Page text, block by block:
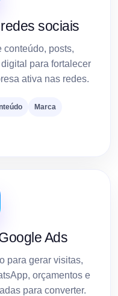
sociais
conteúdo, posts,
para fortalecer
ativa nas redes.
Marca
Ads
para gerar visitas,
orçamentos e
para converter.